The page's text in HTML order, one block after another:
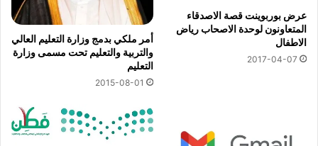
عرض بوربوينت قصة الاصدقاء
المتعاونون لوحدة الاصحاب رياض
الاطفال
2017-04-07
أمر ملكي بدمج وزارة التعليم العالي
والتربية والتعليم تحت مسمى وزارة
التعليم
2015-08-01